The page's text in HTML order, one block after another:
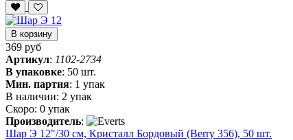
В корзину
369 руб
Артикул: 1102-2734
В упаковке: 50 шт.
Мин. партия: 1 упак
В наличии: 2 упак
Скоро: 0 упак
Производитель:
Шар Э 12"/30 см, Кристалл Бордовый (Berry 356), 50 шт.